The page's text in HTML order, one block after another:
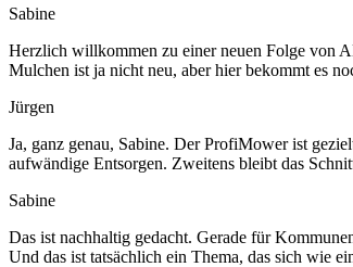
Sabine
Herzlich willkommen zu einer neuen Folge von
Mulchen ist ja nicht neu, aber hier bekommt es
Jürgen
Ja, ganz genau, Sabine. Der ProfiMower ist
aufwändige Entsorgen. Zweitens bleibt das
Sabine
Das ist nachhaltig gedacht. Gerade für
Und das ist tatsächlich ein Thema, das sich wie